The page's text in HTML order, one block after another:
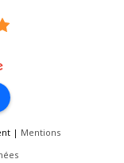
| Mentions